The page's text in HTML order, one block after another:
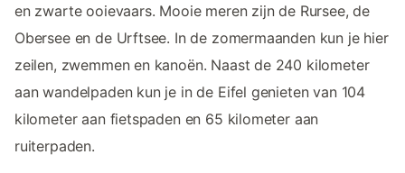
en zwarte ooievaars. Mooie meren zijn de Rursee, de
Obersee en de Urftsee. In de zomermaanden kun je hier
zeilen, zwemmen en kanoën. Naast de 240 kilometer
aan wandelpaden kun je in de Eifel genieten van 104
kilometer aan fietspaden en 65 kilometer aan
ruiterpaden.